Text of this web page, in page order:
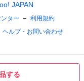
する
JAPAN
ター
利用規約
ヘルプ・お問い合わせ